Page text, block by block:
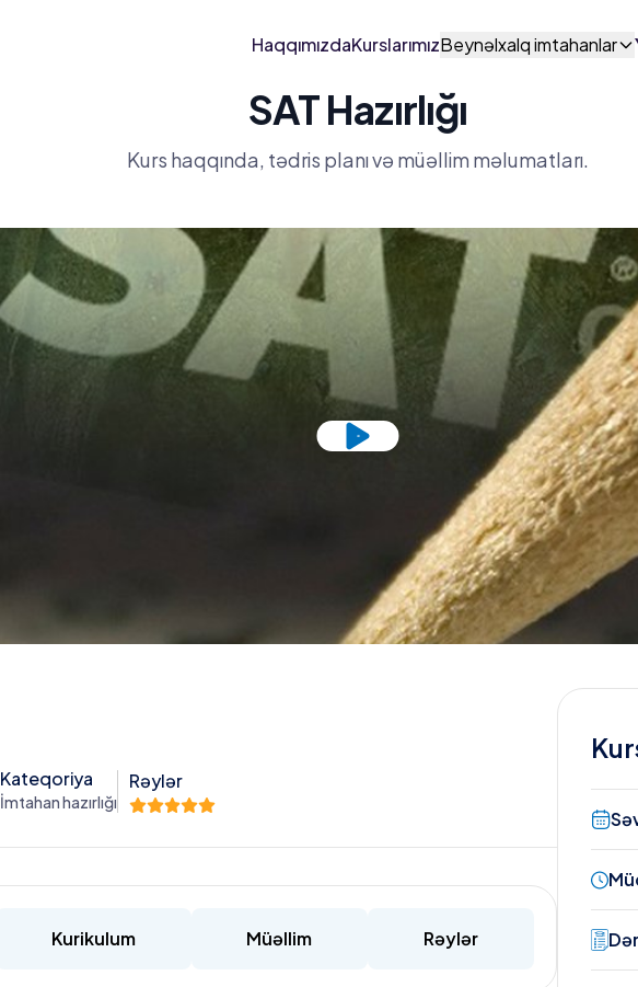
HaqqımızdaKurslarımızBeynəlxalq imtahanlar
SAT Hazırlığı
Kurs haqqında, tədris planı və müəllim məlumatları.
Kateqoriya
İmtahan hazırlığı
Rəylər
Kurikulum Müəllim Rəylər